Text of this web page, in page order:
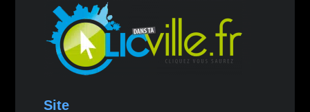
Site